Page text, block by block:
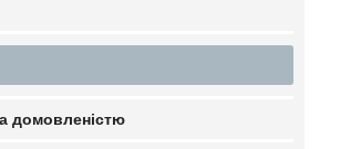
домовленістю